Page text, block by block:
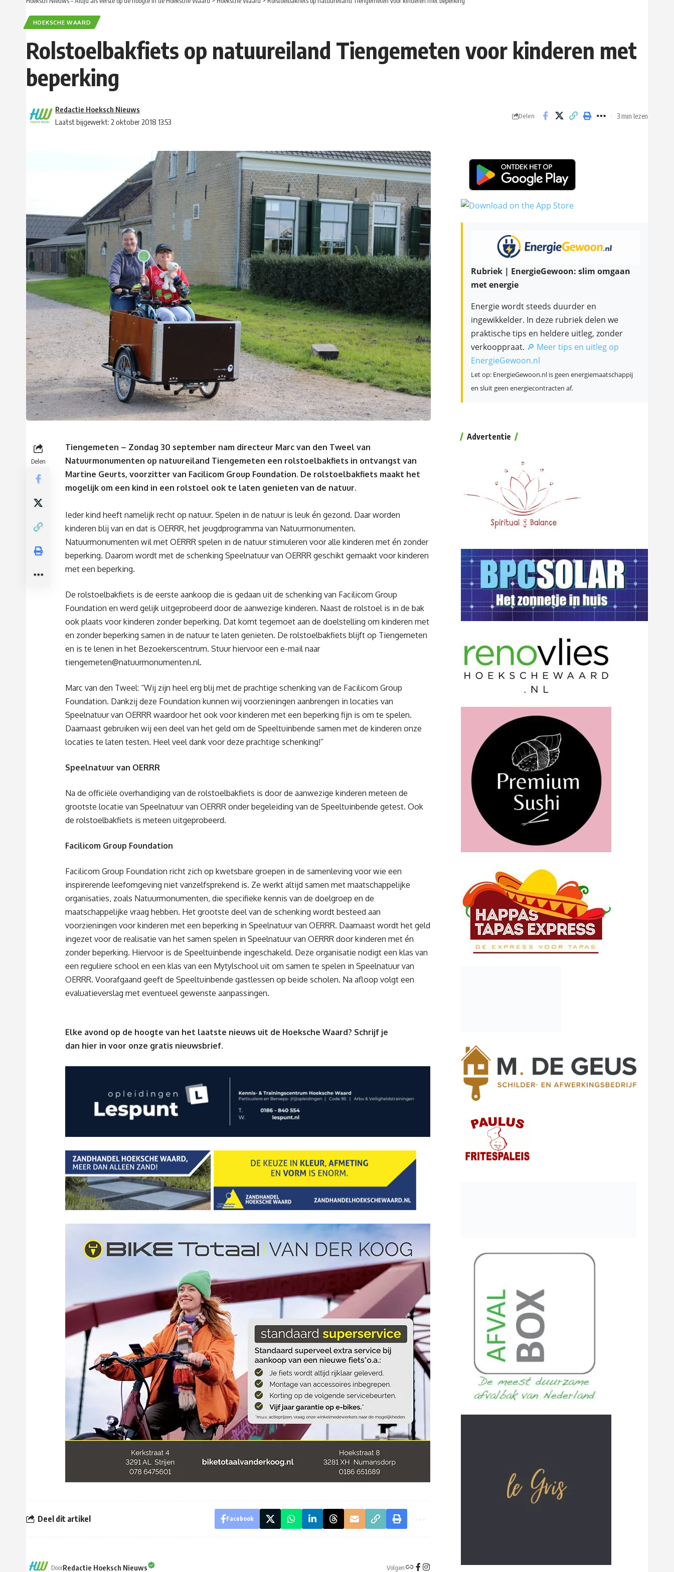
HOEKSCHE WAARD
Rolstoelbakfiets op natuureiland Tiengemeten voor kinderen met
beperking
Laatst bijgewerkt: 2 oktober 2018 13:53
Redactie Hoeksch Nieuws
Delen 3 min lezen
Delen
Tiengemeten – Zondag 30 september nam directeur Marc van den Tweel van
Natuurmonumenten op natuureiland Tiengemeten een rolstoelbakfiets in ontvangst van
Martine Geurts, voorzitter van Facilicom Group Foundation. De rolstoelbakfiets maakt het
mogelijk om een kind in een rolstoel ook te laten genieten van de natuur.
Ieder kind heeft namelijk recht op natuur. Spelen in de natuur is leuk én gezond. Daar worden
kinderen blij van en dat is OERRR, het jeugdprogramma van Natuurmonumenten.
Natuurmonumenten wil met OERRR spelen in de natuur stimuleren voor alle kinderen met én zonder
beperking. Daarom wordt met de schenking Speelnatuur van OERRR geschikt gemaakt voor kinderen
met een beperking.
De rolstoelbakfiets is de eerste aankoop die is gedaan uit de schenking van Facilicom Group
Foundation en werd gelijk uitgeprobeerd door de aanwezige kinderen. Naast de rolstoel is in de bak
ook plaats voor kinderen zonder beperking. Dat komt tegemoet aan de doelstelling om kinderen met
en zonder beperking samen in de natuur te laten genieten. De rolstoelbakfiets blijft op Tiengemeten
en is te lenen in het Bezoekerscentrum. Stuur hiervoor een e-mail naar
tiengemeten@natuurmonumenten.nl.
Marc van den Tweel: “Wij zijn heel erg blij met de prachtige schenking van de Facilicom Group
Foundation. Dankzij deze Foundation kunnen wij voorzieningen aanbrengen in locaties van
Speelnatuur van OERRR waardoor het ook voor kinderen met een beperking fijn is om te spelen.
Daarnaast gebruiken wij een deel van het geld om de Speeltuinbende samen met de kinderen onze
locaties te laten testen. Heel veel dank voor deze prachtige schenking!”
Speelnatuur van OERRR
Na de officiële overhandiging van de rolstoelbakfiets is door de aanwezige kinderen meteen de
grootste locatie van Speelnatuur van OERRR onder begeleiding van de Speeltuinbende getest. Ook
de rolstoelbakfiets is meteen uitgeprobeerd.
Facilicom Group Foundation
Facilicom Group Foundation richt zich op kwetsbare groepen in de samenleving voor wie een
inspirerende leefomgeving niet vanzelfsprekend is. Ze werkt altijd samen met maatschappelijke
organisaties, zoals Natuurmonumenten, die specifieke kennis van de doelgroep en de
maatschappelijke vraag hebben. Het grootste deel van de schenking wordt besteed aan
voorzieningen voor kinderen met een beperking in Speelnatuur van OERRR. Daarnaast wordt het geld
ingezet voor de realisatie van het samen spelen in Speelnatuur van OERRR door kinderen met én
zonder beperking. Hiervoor is de Speeltuinbende ingeschakeld. Deze organisatie nodigt een klas van
een reguliere school en een klas van een Mytylschool uit om samen te spelen in Speelnatuur van
OERRR. Voorafgaand geeft de Speeltuinbende gastlessen op beide scholen. Na afloop volgt een
evaluatieverslag met eventueel gewenste aanpassingen.
Elke avond op de hoogte van het laatste nieuws uit de Hoeksche Waard? Schrijf je
dan hier in voor onze gratis nieuwsbrief.
Deel dit artikel Facebook
DoorRedactie Hoeksch Nieuws Volgen
Rubriek | EnergieGewoon: slim omgaan
met energie
Energie wordt steeds duurder en
ingewikkelder. In deze rubriek delen we
praktische tips en heldere uitleg, zonder
verkooppraat. 🔎 Meer tips en uitleg op
EnergieGewoon.nl
Let op: EnergieGewoon.nl is geen energiemaatschappij
en sluit geen energiecontracten af.
Advertentie